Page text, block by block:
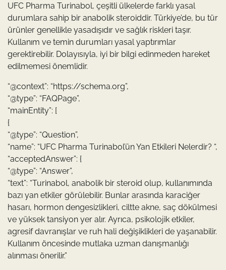
UFC Pharma Turinabol, çeşitli ülkelerde farklı yasal
durumlara sahip bir anabolik steroiddir. Türkiye’de, bu tür
ürünler genellikle yasadışıdır ve sağlık riskleri taşır.
Kullanım ve temin durumları yasal yaptırımlar
gerektirebilir. Dolayısıyla, iyi bir bilgi edinmeden hareket
edilmemesi önemlidir.
“@context”: “https://schema.org”,
“@type”: “FAQPage”,
“mainEntity”: [
{
“@type”: “Question”,
“name”: “UFC Pharma Turinabol’ün Yan Etkileri Nelerdir? “,
“acceptedAnswer”: {
“@type”: “Answer”,
“text”: “Turinabol, anabolik bir steroid olup, kullanımında
bazı yan etkiler görülebilir. Bunlar arasında karaciğer
hasarı, hormon dengesizlikleri, ciltte akne, saç dökülmesi
ve yüksek tansiyon yer alır. Ayrıca, psikolojik etkiler,
agresif davranışlar ve ruh hali değişiklikleri de yaşanabilir.
Kullanım öncesinde mutlaka uzman danışmanlığı
alınması önerilir.”